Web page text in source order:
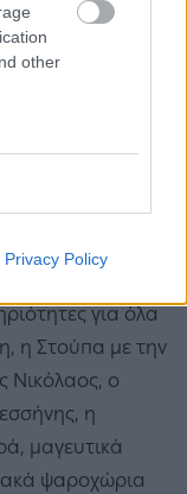
other
Privacy Policy
πεντακάθαρα
για όλα
η Στούπα με την
Νικόλαος, ο
η
μαγευτικά
ψαροχώρια